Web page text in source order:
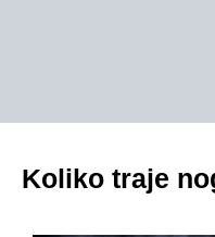
Koliko traje